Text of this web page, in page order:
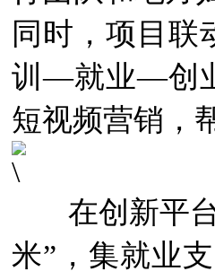
同时，项目
训—就业—创
短视频营销，
在创新平台“
米”，集就业